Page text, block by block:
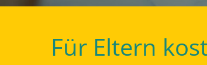
Für Eltern